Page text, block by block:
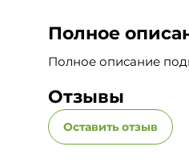
Полное
Полное описание
Отзывы
Оставить отзыв